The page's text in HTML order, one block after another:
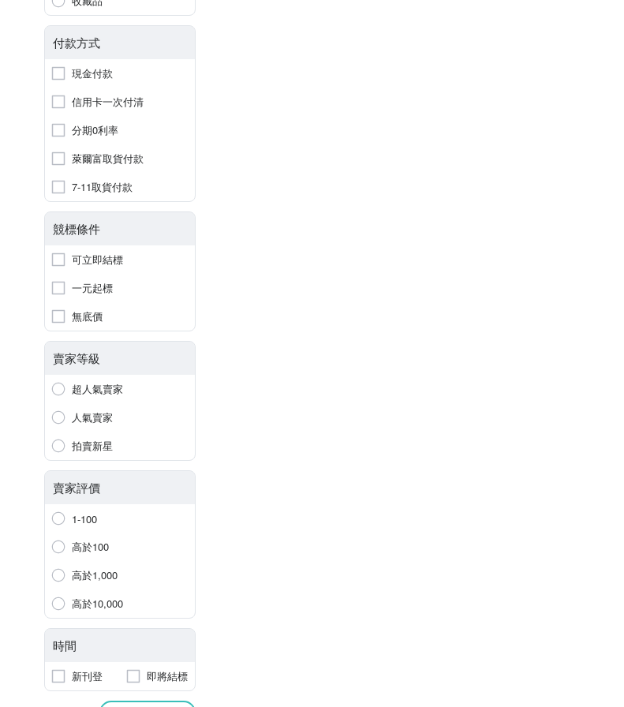
付款方式
現金付款
信用卡一次付清
分期0利率
萊爾富取貨付款
7-11取貨付款
競標條件
可立即結標
一元起標
無底價
賣家等級
超人氣賣家
人氣賣家
拍賣新星
賣家評價
1-100
高於100
高於1,000
高於10,000
時間
新刊登 即將結標